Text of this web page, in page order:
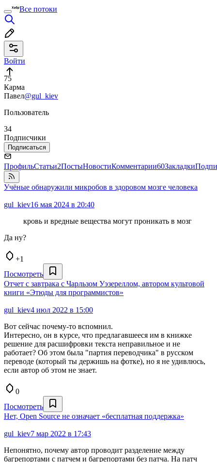
Все потоки
Войти
75
Карма
Павел@gul_kiev
Пользователь
34
Подписчики
Подписаться
ПрофильСтатьи2ПостыНовостиКомментарии60Закладки
Учёные обнаружили микробов в здоровом мозге человека
gul_kiev16 мая 2024 в 20:40
кровь и вредные вещества могут проникать в мозг
Да ну?
+1
Посмотреть
Отчет с завтрака с Чарльзом Уэзереллом, автором культовой
книги «Этюды для программистов»
gul_kiev4 июл 2022 в 15:00
Вот сейчас почему-то вспомнил.
Интересно, он в курсе, что предлагавшееся им в книжке
решение для расшифровки текста неправильное и не
работает? Об этом была "партия переводчика" в русском
переводе (который ты держишь на фотке), но я не удивлюсь,
если автор об этом не знает.
0
Посмотреть
Нет, Open Source не означает «бесплатная поддержка»
gul_kiev7 мар 2022 в 17:43
Непонятно, почему автор проводит разделение между
багрепортами с патчем и багрепортами без патча. На патч